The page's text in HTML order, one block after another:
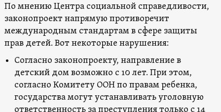
По мнению Центра социальной справедливости,
законопроект напрямую противоречит
международным стандартам в сфере защиты
прав детей. Вот некоторые нарушения:
Согласно законопроекту, направление в
детский дом возможно с 10 лет. При этом,
согласно Комитету ООН по правам ребенка,
государства могут устанавливать уголовную
ответственность за преступления только с 14